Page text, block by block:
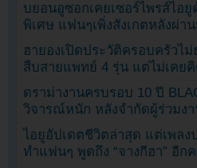
บยอนอูซอกเคยเซอร์ไพรส์ไอยู
พิเศษ แฟนๆเพิ่งสังเกตหลังผ่า
ฮายองเปิดประวัติครอบครัวไม่
สืบสายแพทย์ 4 รุ่น แต่ไม่เคย
ดราม่างานครบรอบ 10 ปี
วิจารณ์หนัก หลังจำกัดผู้ร่วมง
ไอยูอัปเดตชีวิตล่าสุด แต่เพลง
ทำแฟนๆ พูดถึง “จางกีฮา” อีกค